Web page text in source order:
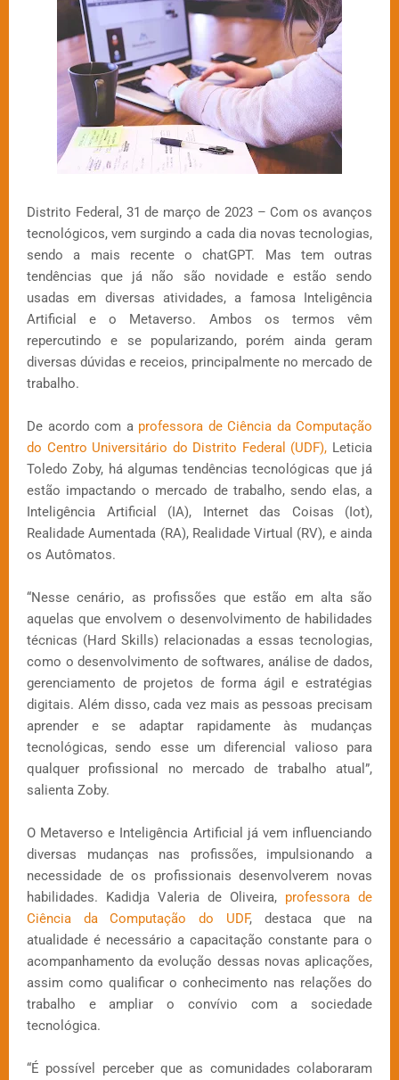
Distrito Federal, 31 de março de 2023 – Com os avanços
tecnológicos, vem surgindo a cada dia novas tecnologias,
sendo a mais recente o chatGPT. Mas tem outras
tendências que já não são novidade e estão sendo
usadas em diversas atividades, a famosa Inteligência
Artificial e o Metaverso. Ambos os termos vêm
repercutindo e se popularizando, porém ainda geram
diversas dúvidas e receios, principalmente no mercado de
trabalho.
De acordo com a professora de Ciência da Computação
do Centro Universitário do Distrito Federal (UDF), Leticia
Toledo Zoby, há algumas tendências tecnológicas que já
estão impactando o mercado de trabalho, sendo elas, a
Inteligência Artificial (IA), Internet das Coisas (Iot),
Realidade Aumentada (RA), Realidade Virtual (RV), e ainda
os Autômatos.
“Nesse cenário, as profissões que estão em alta são
aquelas que envolvem o desenvolvimento de habilidades
técnicas (Hard Skills) relacionadas a essas tecnologias,
como o desenvolvimento de softwares, análise de dados,
gerenciamento de projetos de forma ágil e estratégias
digitais. Além disso, cada vez mais as pessoas precisam
aprender e se adaptar rapidamente às mudanças
tecnológicas, sendo esse um diferencial valioso para
qualquer profissional no mercado de trabalho atual”,
salienta Zoby.
O Metaverso e Inteligência Artificial já vem influenciando
diversas mudanças nas profissões, impulsionando a
necessidade de os profissionais desenvolverem novas
habilidades. Kadidja Valeria de Oliveira, professora de
Ciência da Computação do UDF, destaca que na
atualidade é necessário a capacitação constante para o
acompanhamento da evolução dessas novas aplicações,
assim como qualificar o conhecimento nas relações do
trabalho e ampliar o convívio com a sociedade
tecnológica.
“É possível perceber que as comunidades colaboraram